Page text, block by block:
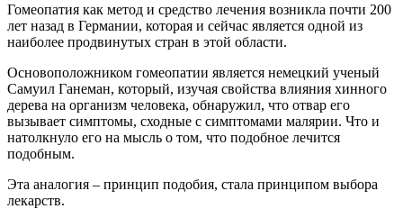
Гомеопатия как метод и средство лечения возникла почти 200
лет назад в Германии, которая и сейчас является одной из
наиболее продвинутых стран в этой области.
Основоположником гомеопатии является немецкий ученый
Самуил Ганеман, который, изучая свойства влияния хинного
дерева на организм человека, обнаружил, что отвар его
вызывает симптомы, сходные с симптомами малярии. Что и
натолкнуло его на мысль о том, что подобное лечится
подобным.
Эта аналогия – принцип подобия, стала принципом выбора
лекарств.